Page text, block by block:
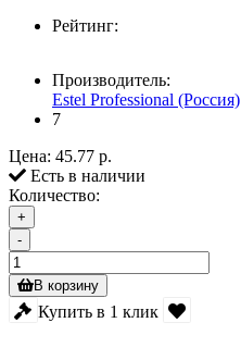
Рейтинг:
Производитель:
Estel Professional (Россия)
7
Цена: 45.77 р.
Есть в наличии
Количество:
+
-
В корзину
Купить в 1 клик